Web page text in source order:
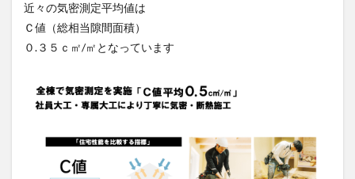
近々の気密測定平均値は
Ｃ値（総相当隙間面積）
０.３５ｃ㎡/㎡となっています